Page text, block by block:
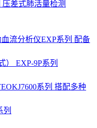
） EXP-9P系列
列